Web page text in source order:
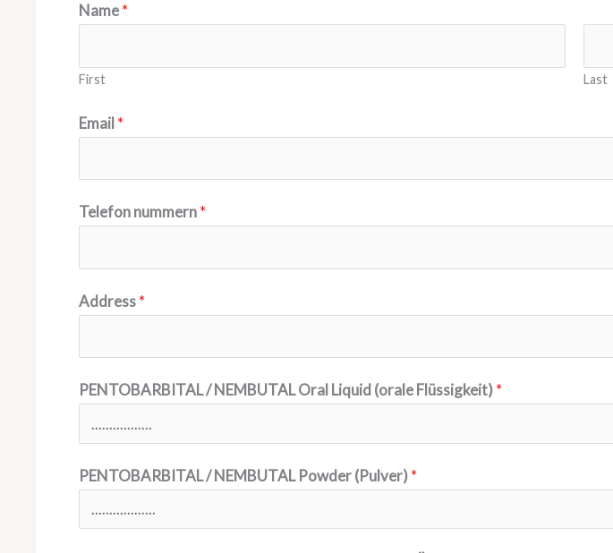
Name*
First Last
Email*
Telefon nummern*
Address*
PENTOBARBITAL / NEMBUTAL Oral Liquid (orale Flüssigkeit)*
PENTOBARBITAL / NEMBUTAL Powder (Pulver)*